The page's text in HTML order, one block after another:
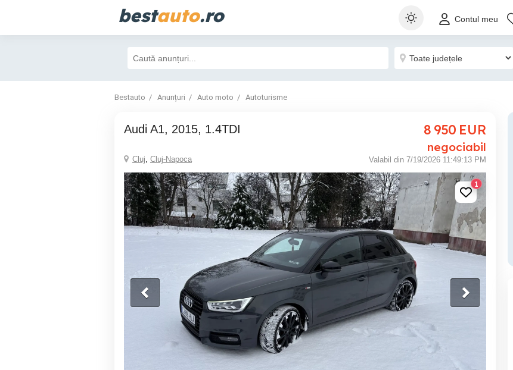
bestauto.ro Contul meu
Bestauto Anunțuri Auto moto Autoturisme
Audi A1, 2015, 1.4TDI 8 950 EUR
negociabil
Cluj, Cluj-Napoca Valabil din 7/19/2026 11:49:13 PM
1